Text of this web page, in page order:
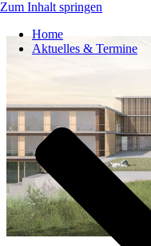
Zum Inhalt springen
Home
Aktuelles & Termine